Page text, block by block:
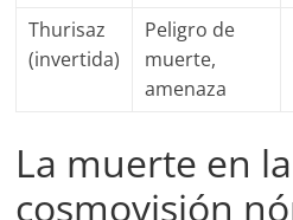
Thurisaz
(invertida)
Peligro de
muerte,
amenaza
La muerte en la
cosmovisión